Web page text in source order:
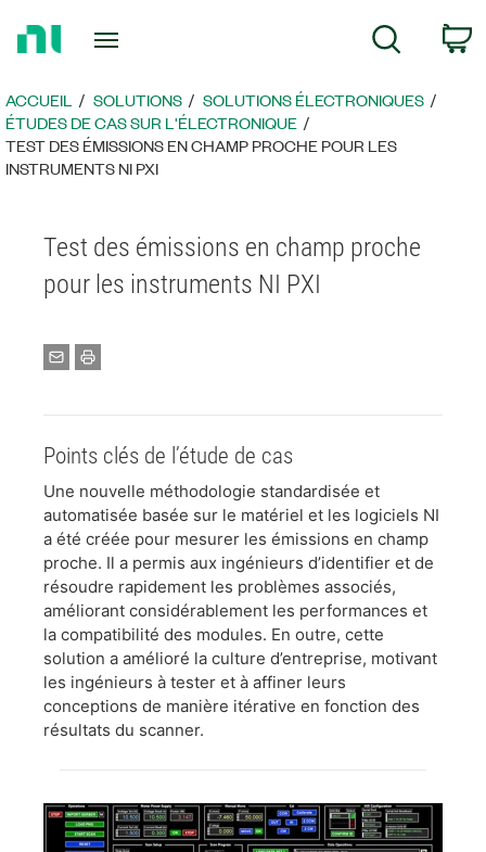
page
d’accueil
ACCUEIL SOLUTIONS
SOLUTIONS ÉLECTRONIQUES
ÉTUDES DE CAS SUR L'ÉLECTRONIQUE
TEST DES ÉMISSIONS EN CHAMP PROCHE POUR LES
INSTRUMENTS NI PXI
Test des émissions en champ proche
pour les instruments NI PXI
Points clés de l’étude de cas
Une nouvelle méthodologie standardisée et
automatisée basée sur le matériel et les logiciels NI
a été créée pour mesurer les émissions en champ
proche. Il a permis aux ingénieurs d’identifier et de
résoudre rapidement les problèmes associés,
améliorant considérablement les performances et
la compatibilité des modules. En outre, cette
solution a amélioré la culture d’entreprise, motivant
les ingénieurs à tester et à affiner leurs
conceptions de manière itérative en fonction des
résultats du scanner.